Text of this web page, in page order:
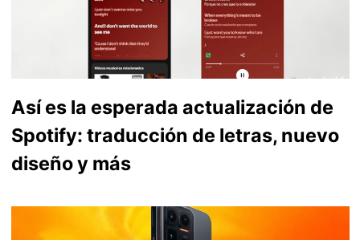
Así es la esperada actualización de
Spotify: traducción de letras, nuevo
diseño y más